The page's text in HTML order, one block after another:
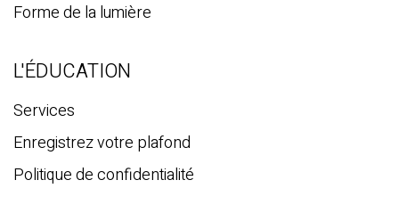
Forme de la lumière
L'ÉDUCATION
Services
Enregistrez votre plafond
Politique de confidentialité